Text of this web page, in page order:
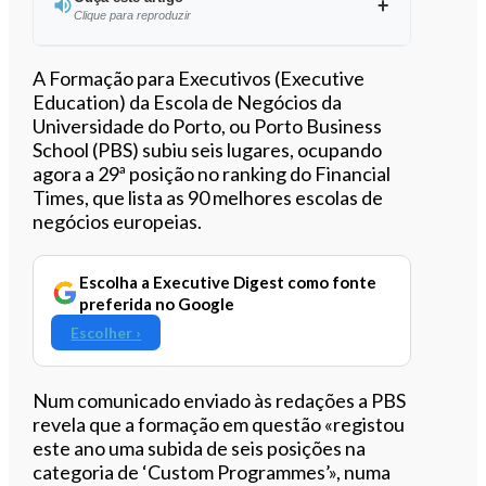
Clique para reproduzir
Ouvir este artigo
A Formação para Executivos (Executive
Education) da Escola de Negócios da
Universidade do Porto, ou Porto Business
School (PBS) subiu seis lugares, ocupando
agora a 29ª posição no ranking do Financial
Times, que lista as 90 melhores escolas de
negócios europeias.
Escolha a Executive Digest como fonte
preferida no Google
Escolher ›
Num comunicado enviado às redações a PBS
revela que a formação em questão «registou
este ano uma subida de seis posições na
categoria de ‘Custom Programmes’», numa